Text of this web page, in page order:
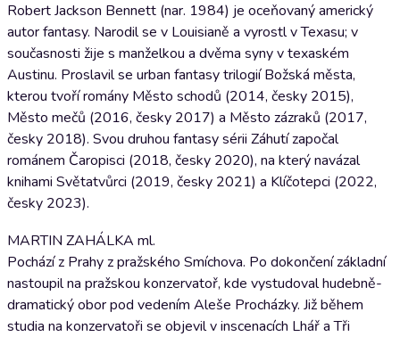
Robert Jackson Bennett (nar. 1984) je oceňovaný americký
autor fantasy. Narodil se v Louisianě a vyrostl v Texasu; v
současnosti žije s manželkou a dvěma syny v texaském
Austinu. Proslavil se urban fantasy trilogií Božská města,
kterou tvoří romány Město schodů (2014, česky 2015),
Město mečů (2016, česky 2017) a Město zázraků (2017,
česky 2018). Svou druhou fantasy sérii Záhutí započal
románem Čaropisci (2018, česky 2020), na který navázal
knihami Světatvůrci (2019, česky 2021) a Klíčotepci (2022,
česky 2023).
MARTIN ZAHÁLKA ml.
Pochází z Prahy z pražského Smíchova. Po dokončení základní
nastoupil na pražskou konzervatoř, kde vystudoval hudebně-
dramatický obor pod vedením Aleše Procházky. Již během
studia na konzervatoři se objevil v inscenacích Lhář a Tři